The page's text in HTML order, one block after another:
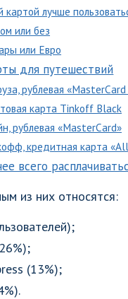
картой лучше
или без
или Евро
для путешествий
рублевая
карта Tinkoff Black
рублевая «MasterCard»
кредитная карта
всего
из них относятся:
(13%);